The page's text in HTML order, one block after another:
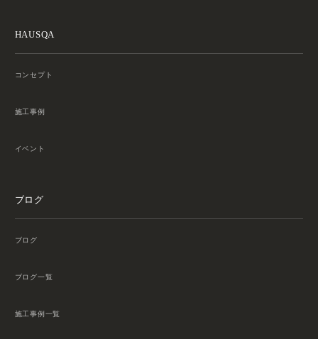
HAUSQA
コンセプト
施工事例
イベント
ブログ
ブログ
ブログ一覧
施工事例一覧